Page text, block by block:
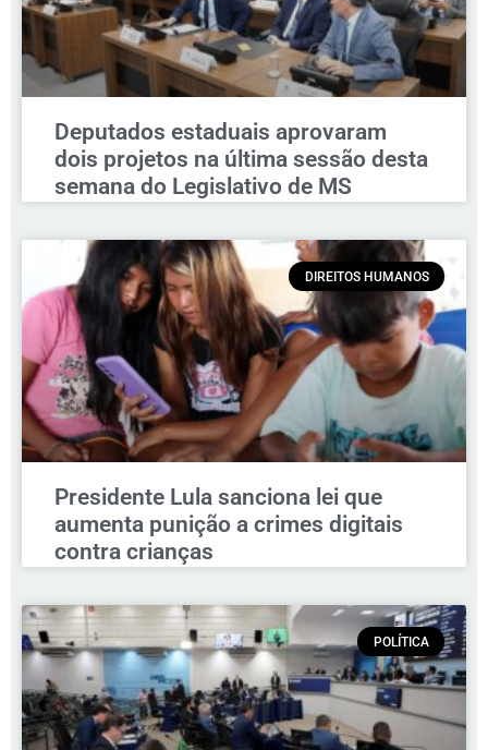
Deputados estaduais aprovaram
dois projetos na última sessão desta
semana do Legislativo de MS
DIREITOS HUMANOS
Presidente Lula sanciona lei que
aumenta punição a crimes digitais
contra crianças
POLÍTICA